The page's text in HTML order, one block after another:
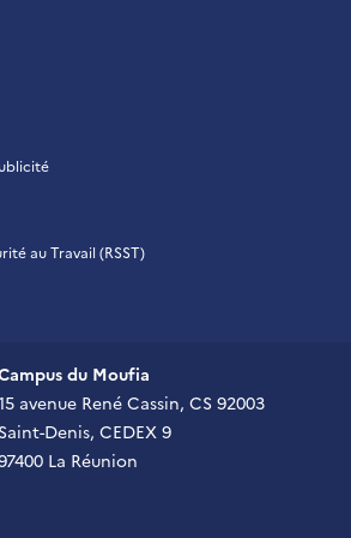
au Travail (RSST)
du Moufia
avenue René Cassin, CS 92003
Saint-Denis, CEDEX 9
La Réunion